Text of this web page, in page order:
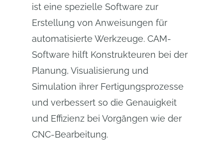
ist eine spezielle Software zur
Erstellung von Anweisungen für
automatisierte Werkzeuge. CAM-
Software hilft Konstrukteuren bei der
Planung, Visualisierung und
Simulation ihrer Fertigungsprozesse
und verbessert so die Genauigkeit
und Effizienz bei Vorgängen wie der
CNC-Bearbeitung.